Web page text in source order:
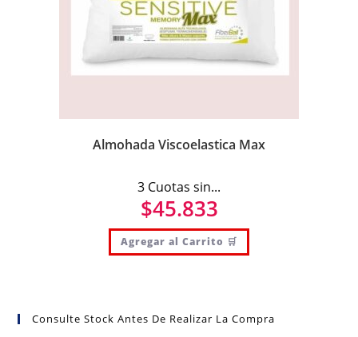
Almohada Viscoelastica Max
3 Cuotas sin...
$45.833
Agregar al Carrito 🛒
Consulte Stock Antes De Realizar La Compra